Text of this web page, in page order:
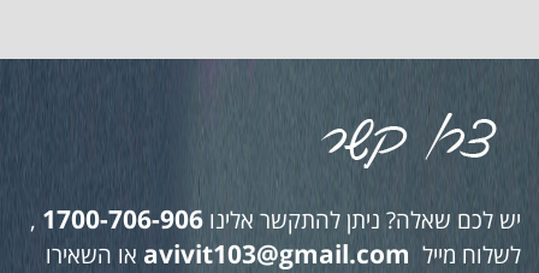
יש לכם שאלה? ניתן להתקשר אלינו 1700-706-906
,
לשלוח מייל avivit103@gmail.com או השאירו